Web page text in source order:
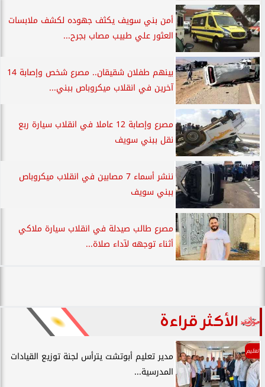
أمن بني سويف يكثف جهوده لكشف ملابسات
العثور علي طبيب مصاب بجرح...
بينهم طفلان شقيقان.. مصرع شخص وإصابة 14
آخرين في انقلاب ميكروباص ببني...
مصرع وإصابة 12 عاملا في انقلاب سيارة ربع
نقل ببني سويف
ننشر أسماء 7 مصابين في انقلاب ميكروباص
ببني سويف
مصرع طالب صيدلة في انقلاب سيارة ملاكي
أثناء توجهه لآداء صلاة...
الأكثر قراءة
تعليم
مدير تعليم أبوتشت يترأس لجنة توزيع القيادات
المدرسية...